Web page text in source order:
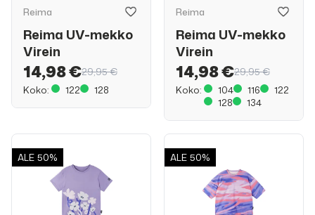
Reima
Reima UV-mekko
Virein
14,98 €29,95 €
Koko:
122 128
Reima
Reima UV-mekko
Virein
14,98 €29,95 €
Koko:
104 116
122
128
134
ALE 50% ALE 50%